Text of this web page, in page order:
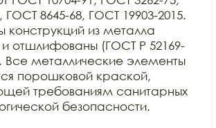
ГОСТ 8645-68, ГОСТ 19903-2015.
из металла
отшлифованы (ГОСТ Р 52169-
Все металлические элементы
порошковой краской,
требованиям санитарных
безопасности.